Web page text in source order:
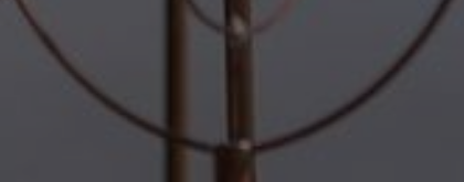
dies, indem sie Besucher über Websites hinweg verfolgen.
Google Tag Manager
Externe Medien
Wenn Cookies von externen Medien akzeptiert werden, bedarf
der Zugriff auf externe Inhalte keiner manuellen Zustimmung